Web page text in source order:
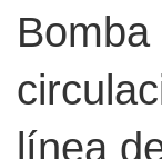
línea